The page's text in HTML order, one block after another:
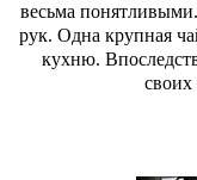
весьма
рук. Одна крупная
кухню.
своих